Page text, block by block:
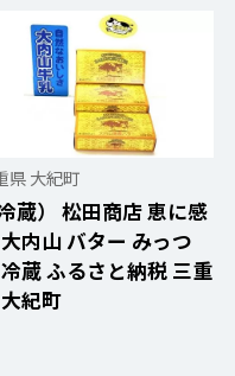
県 大紀町
冷蔵） 松田商店 恵に感
内山 バター みっつ
蔵 ふるさと納税 三重
紀町